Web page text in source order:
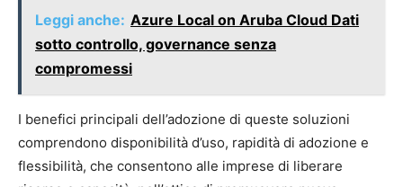
Leggi anche: Azure Local on Aruba Cloud Dati
sotto controllo, governance senza
compromessi
I benefici principali dell’adozione di queste soluzioni
comprendono disponibilità d’uso, rapidità di adozione e
flessibilità, che consentono alle imprese di liberare